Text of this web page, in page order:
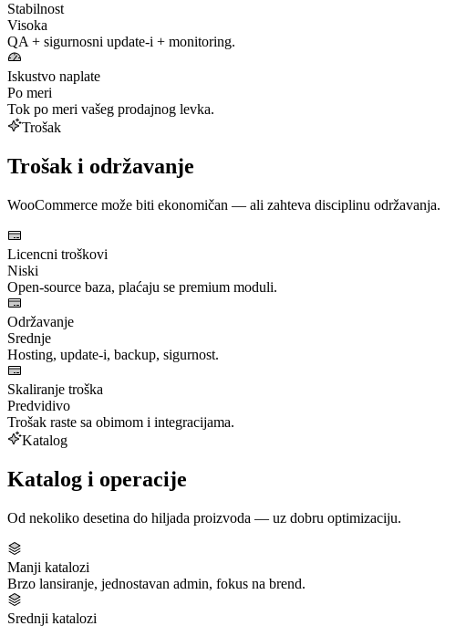
Stabilnost
Visoka
QA + sigurnosni update‑i + monitoring.
Iskustvo naplate
Po meri
Tok po meri vašeg prodajnog levka.
Trošak
Trošak i održavanje
WooCommerce može biti ekonomičan — ali zahteva disciplinu održavanja.
Licencni troškovi
Niski
Open‑source baza, plaćaju se premium moduli.
Održavanje
Srednje
Hosting, update‑i, backup, sigurnost.
Skaliranje troška
Predvidivo
Trošak raste sa obimom i integracijama.
Katalog
Katalog i operacije
Od nekoliko desetina do hiljada proizvoda — uz dobru optimizaciju.
Manji katalozi
Brzo lansiranje, jednostavan admin, fokus na brend.
Srednji katalozi